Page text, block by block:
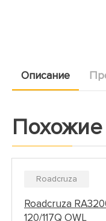
Описание
Roadcruza
Roadcruza
120/117Q OWL